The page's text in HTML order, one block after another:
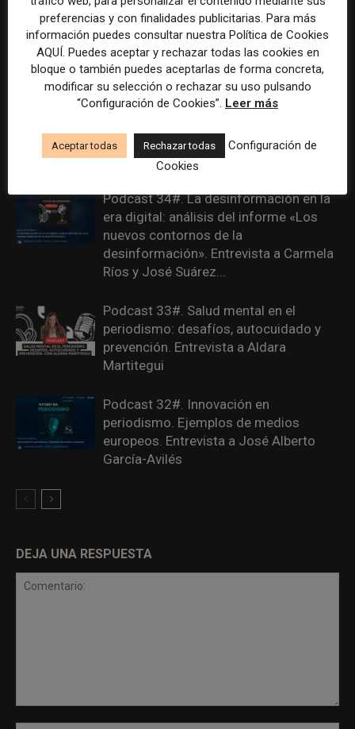
Podcast 36#. Plataformas, poder y
periodismo. Entrevista a Juan Carlos
Blanco
Podcast 35#. Inteligencia artificial,
miradas periodísticas y antropológicas.
Entrevista a Miquel Pellicer
Podcast 34#. La desinformación en la
era digital: análisis del informe «Los
nuevos contornos de la
desinformación». Entrevista a Carmela
Ríos y José Suárez...
Podcast 33#. Salud mental en el
periodismo: desafíos, autocuidado y
prevención. Entrevista a Aldara
Martitegui
Podcast 32#. Innovación en
periodismo. Ejemplos de medios
europeos. Entrevista a José Alberto
García-Avilés
DEJA UNA RESPUESTA
preferencias y con finalidades publicitarias. Para más
información puedes consultar nuestra Política de Cookies
AQUÍ. Puedes aceptar y rechazar todas las cookies en
bloque o también puedes aceptarlas de forma concreta,
modificar su selección o rechazar su uso pulsando
“Configuración de Cookies”. Leer más
Aceptar todas Rechazar todas
Configuración de
Cookies